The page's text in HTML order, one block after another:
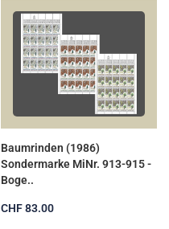
Baumrinden (1986)
Sondermarke MiNr. 913-915 -
Boge..
CHF 83.00